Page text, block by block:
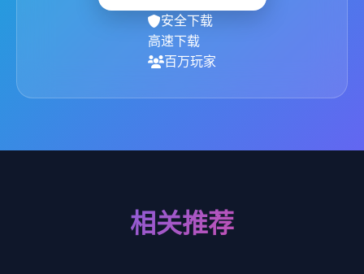
安全下载
高速下载
百万玩家
相关推荐